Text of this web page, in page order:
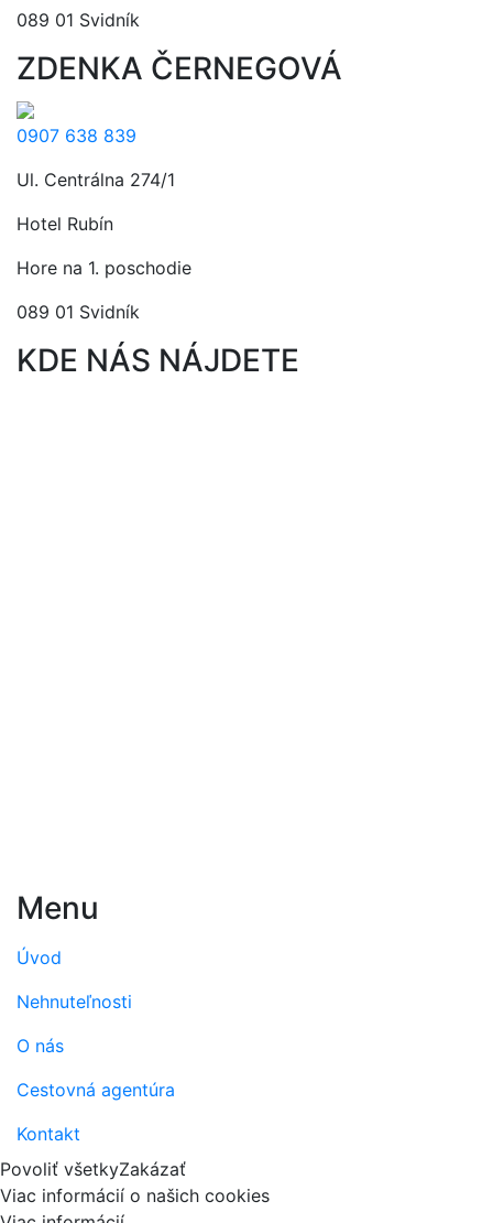
089 01 Svidník
ZDENKA ČERNEGOVÁ
0907 638 839
Ul. Centrálna 274/1
Hotel Rubín
Hore na 1. poschodie
089 01 Svidník
KDE NÁS NÁJDETE
Menu
Úvod
Nehnuteľnosti
O nás
Cestovná agentúra
Kontakt
Povoliť všetkyZakázať
Viac informácií o našich cookies